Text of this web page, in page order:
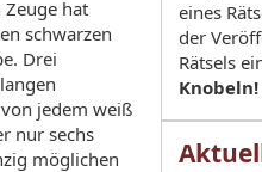
eines
der
Rätsels
Knobeln!
Zeuge hat
schwarzen
Drei
jedem weiß
nur sechs
möglichen